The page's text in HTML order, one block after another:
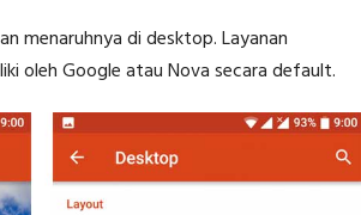
menaruhnya di desktop. Layanan
oleh Google atau Nova secara default.